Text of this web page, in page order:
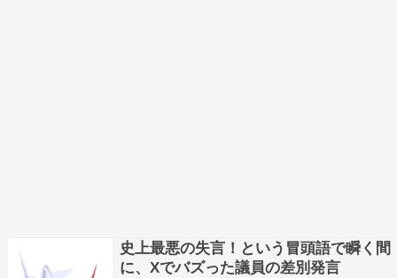
史上最悪の失言！という冒頭語で瞬く間
に、Xでバズった議員の差別発言